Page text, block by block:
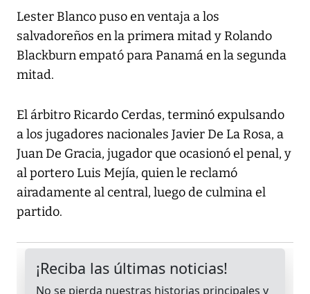
Lester Blanco puso en ventaja a los
salvadoreños en la primera mitad y Rolando
Blackburn empató para Panamá en la segunda
mitad.
El árbitro Ricardo Cerdas, terminó expulsando
a los jugadores nacionales Javier De La Rosa, a
Juan De Gracia, jugador que ocasionó el penal, y
al portero Luis Mejía, quien le reclamó
airadamente al central, luego de culmina el
partido.